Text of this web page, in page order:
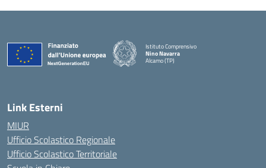
Istituto Comprensivo
Nino Navarra
Alcamo (TP)
Link Esterni
MIUR
Ufficio Scolastico Regionale
Ufficio Scolastico Territoriale